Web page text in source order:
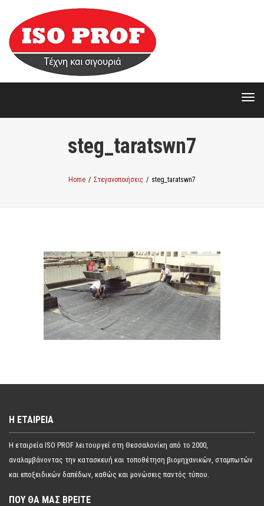
steg_taratswn7
Home / Στεγανοποιήσεις / steg_taratswn7
Η ΕΤΑΙΡΕΊΑ
Η εταιρεία ISO PROF λειτουργεί στη Θεσσαλονίκη από το 2000,
αναλαμβάνοντας την κατασκευή και τοποθέτηση βιομηχανικών, σταμπωτών
και εποξειδικών δαπέδων, καθώς και μονώσεις παντός τύπου.
ΠΟΥ ΘΑ ΜΑΣ ΒΡΕΊΤΕ